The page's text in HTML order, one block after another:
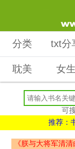
分类 txt分
耽美 女生
可
推荐：
《朕与大将军清清